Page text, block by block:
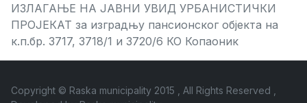
ИЗЛАГАЊЕ НА ЈАВНИ УВИД УРБАНИСТИЧКИ
ПРОЈЕКАТ за изградњу пансионског објекта на
к.п.бр. 3717, 3718/1 и 3720/6 КО Копаоник
Copyright © Raska municipality 2015 , All Rights Reserved ,